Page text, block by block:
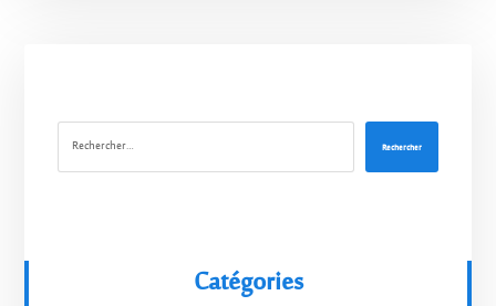
Rechercher
Catégories